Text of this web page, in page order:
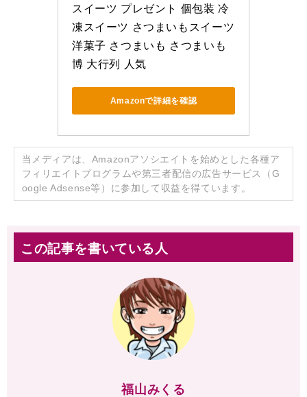
スイーツ プレゼント 個包装 冷
凍スイーツ さつまいもスイーツ
洋菓子 さつまいも さつまいも
博 大行列 人気
Amazonで詳細を確認
当メディアは、Amazonアソシエイトを始めとした各種ア
フィリエイトプログラムや第三者配信の広告サービス（G
oogle Adsense等）に参加して収益を得ています。
この記事を書いている人
福山みくる